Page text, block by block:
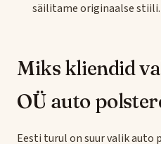
säilitame originaalse stiili.
Miks kliendid
OÜ auto
Eesti turul on suur valik auto